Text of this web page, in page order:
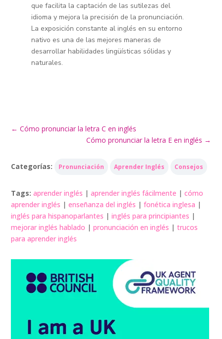
que facilita la captación de las sutilezas del
idioma y mejora la precisión de la pronunciación.
La exposición constante al inglés en su entorno
nativo es una de las mejores maneras de
desarrollar habilidades lingüísticas sólidas y
naturales.
←Cómo pronunciar la letra C en inglés
Cómo pronunciar la letra E en inglés →
Categorías: Pronunciación Aprender Inglés Consejos
Tags:aprender inglés |aprender inglés fácilmente |cómo
aprender inglés |enseñanza del inglés |fonética inglesa |
inglés para hispanoparlantes |inglés para principiantes |
mejorar inglés hablado |pronunciación en inglés |trucos
para aprender inglés